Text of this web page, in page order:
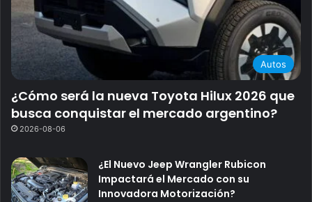
Autos
¿Cómo será la nueva Toyota Hilux 2026 que
busca conquistar el mercado argentino?
2026-08-06
¿El Nuevo Jeep Wrangler Rubicon
Impactará el Mercado con su
Innovadora Motorización?